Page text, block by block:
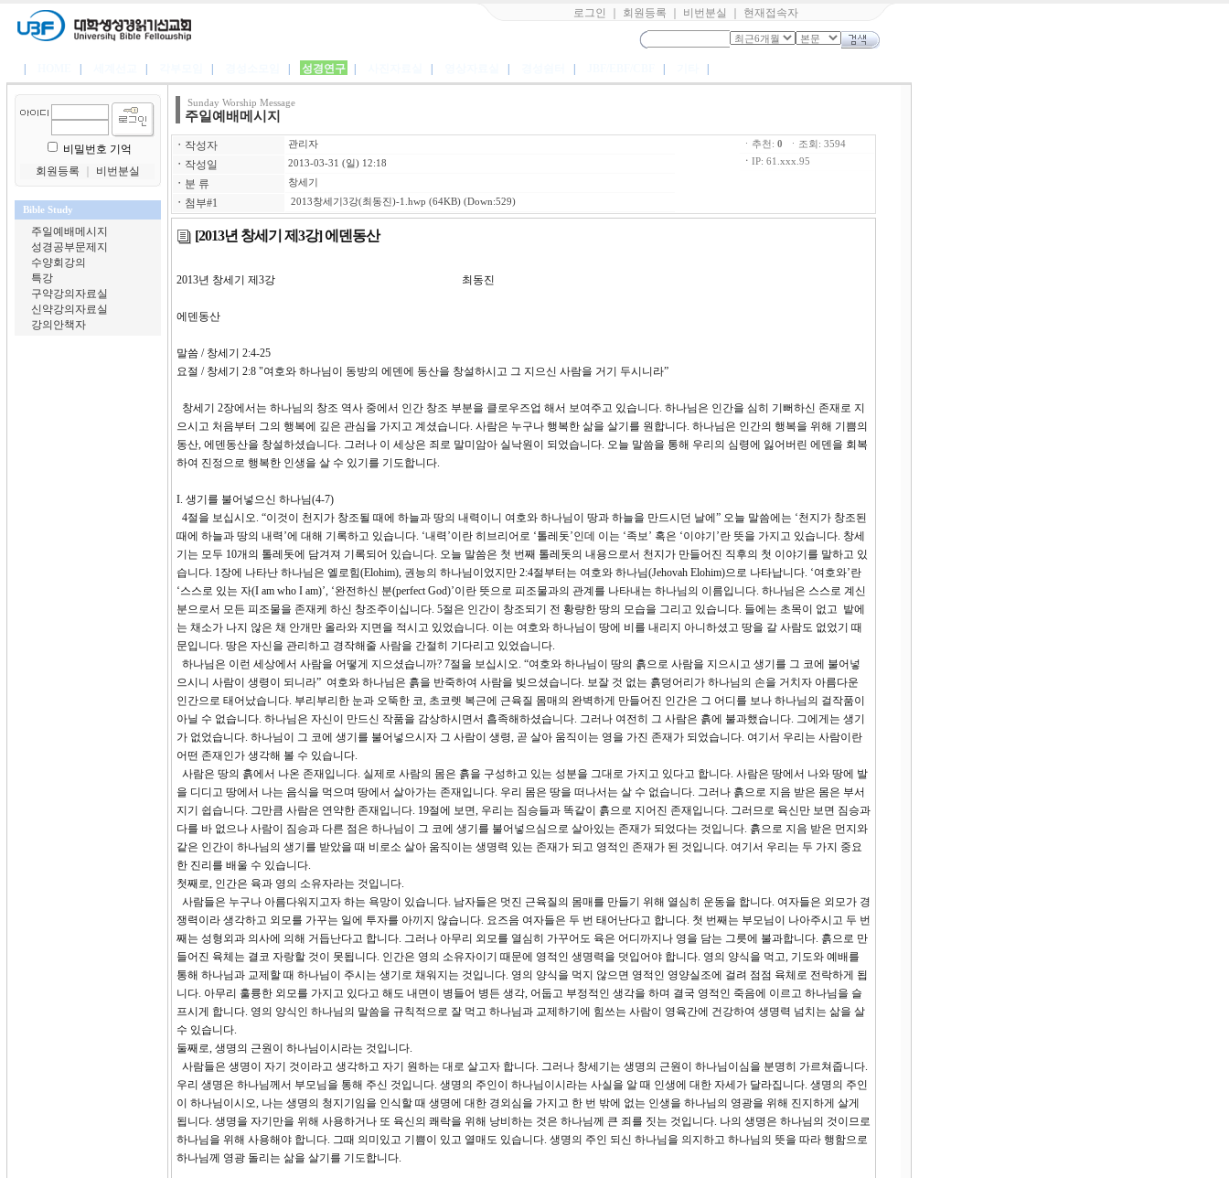
로그인 회원등록 비번분실 현재접속자
성경연구
비밀번호 기억
회원등록
비번분실
Bible Study
주일예배메시지
성경공부문제지
수양회강의
특강
구약강의자료실
신약강의자료실
강의안책자
Sunday Worship Message
주일예배메시지
ㆍ 작성자 관리자
ㆍ 작성일 2013-03-31 (일) 12:18
ㆍ 분 류 창세기
ㆍ 첨부#1 2013창세기3강(최동진)-1.hwp (64KB) (Down:529)
ㆍ추천: 0 ㆍ조회: 3594
ㆍ IP: 61.xxx.95
[2013년 창세기 제3강] 에덴동산
2013년 창세기 제3강 최동진
에덴동산
말씀 / 창세기 2:4-25
요절 / 창세기 2:8 "여호와 하나님이 동방의 에덴에 동산을 창설하시고 그 지으신 사람을 거기 두시니라”
창세기 2장에서는 하나님의 창조 역사 중에서 인간 창조 부분을 클로우즈업 해서 보여주고 있습니다. 하나님은 인간을 심히 기뻐하신 존재로 지
으시고 처음부터 그의 행복에 깊은 관심을 가지고 계셨습니다. 사람은 누구나 행복한 삶을 살기를 원합니다. 하나님은 인간의 행복을 위해 기쁨의
동산, 에덴동산을 창설하셨습니다. 그러나 이 세상은 죄로 말미암아 실낙원이 되었습니다. 오늘 말씀을 통해 우리의 심령에 잃어버린 에덴을 회복
하여 진정으로 행복한 인생을 살 수 있기를 기도합니다.
I. 생기를 불어넣으신 하나님(4-7)
4절을 보십시오. “이것이 천지가 창조될 때에 하늘과 땅의 내력이니 여호와 하나님이 땅과 하늘을 만드시던 날에” 오늘 말씀에는 ‘천지가 창조된
때에 하늘과 땅의 내력’에 대해 기록하고 있습니다. ‘내력’이란 히브리어로 ‘톨레돗’인데 이는 ‘족보’ 혹은 ‘이야기’란 뜻을 가지고 있습니다. 창세
기는 모두 10개의 톨레돗에 담겨져 기록되어 있습니다. 오늘 말씀은 첫 번째 톨레돗의 내용으로서 천지가 만들어진 직후의 첫 이야기를 말하고 있
습니다. 1장에 나타난 하나님은 엘로힘(Elohim), 권능의 하나님이었지만 2:4절부터는 여호와 하나님(Jehovah Elohim)으로 나타납니다. ‘여호와’란
‘스스로 있는 자(I am who I am)’, ‘완전하신 분(perfect God)’이란 뜻으로 피조물과의 관계를 나타내는 하나님의 이름입니다. 하나님은 스스로 계신
분으로서 모든 피조물을 존재케 하신 창조주이십니다. 5절은 인간이 창조되기 전 황량한 땅의 모습을 그리고 있습니다. 들에는 초목이 없고 밭에
는 채소가 나지 않은 채 안개만 올라와 지면을 적시고 있었습니다. 이는 여호와 하나님이 땅에 비를 내리지 아니하셨고 땅을 갈 사람도 없었기 때
문입니다. 땅은 자신을 관리하고 경작해줄 사람을 간절히 기다리고 있었습니다.
하나님은 이런 세상에서 사람을 어떻게 지으셨습니까? 7절을 보십시오. “여호와 하나님이 땅의 흙으로 사람을 지으시고 생기를 그 코에 불어넣
으시니 사람이 생령이 되니라” 여호와 하나님은 흙을 반죽하여 사람을 빚으셨습니다. 보잘 것 없는 흙덩어리가 하나님의 손을 거치자 아름다운
인간으로 태어났습니다. 부리부리한 눈과 오뚝한 코, 초코렛 복근에 근육질 몸매의 완벽하게 만들어진 인간은 그 어디를 보나 하나님의 걸작품이
아닐 수 없습니다. 하나님은 자신이 만드신 작품을 감상하시면서 흡족해하셨습니다. 그러나 여전히 그 사람은 흙에 불과했습니다. 그에게는 생기
가 없었습니다. 하나님이 그 코에 생기를 불어넣으시자 그 사람이 생령, 곧 살아 움직이는 영을 가진 존재가 되었습니다. 여기서 우리는 사람이란
어떤 존재인가 생각해 볼 수 있습니다.
사람은 땅의 흙에서 나온 존재입니다. 실제로 사람의 몸은 흙을 구성하고 있는 성분을 그대로 가지고 있다고 합니다. 사람은 땅에서 나와 땅에 발
을 디디고 땅에서 나는 음식을 먹으며 땅에서 살아가는 존재입니다. 우리 몸은 땅을 떠나서는 살 수 없습니다. 그러나 흙으로 지음 받은 몸은 부서
지기 쉽습니다. 그만큼 사람은 연약한 존재입니다. 19절에 보면, 우리는 짐승들과 똑같이 흙으로 지어진 존재입니다. 그러므로 육신만 보면 짐승과
다를 바 없으나 사람이 짐승과 다른 점은 하나님이 그 코에 생기를 불어넣으심으로 살아있는 존재가 되었다는 것입니다. 흙으로 지음 받은 먼지와
같은 인간이 하나님의 생기를 받았을 때 비로소 살아 움직이는 생명력 있는 존재가 되고 영적인 존재가 된 것입니다. 여기서 우리는 두 가지 중요
한 진리를 배울 수 있습니다.
첫째로, 인간은 육과 영의 소유자라는 것입니다.
사람들은 누구나 아름다워지고자 하는 욕망이 있습니다. 남자들은 멋진 근육질의 몸매를 만들기 위해 열심히 운동을 합니다. 여자들은 외모가 경
쟁력이라 생각하고 외모를 가꾸는 일에 투자를 아끼지 않습니다. 요즈음 여자들은 두 번 태어난다고 합니다. 첫 번째는 부모님이 나아주시고 두 번
째는 성형외과 의사에 의해 거듭난다고 합니다. 그러나 아무리 외모를 열심히 가꾸어도 육은 어디까지나 영을 담는 그릇에 불과합니다. 흙으로 만
들어진 육체는 결코 자랑할 것이 못됩니다. 인간은 영의 소유자이기 때문에 영적인 생명력을 덧입어야 합니다. 영의 양식을 먹고, 기도와 예배를
통해 하나님과 교제할 때 하나님이 주시는 생기로 채워지는 것입니다. 영의 양식을 먹지 않으면 영적인 영양실조에 걸려 점점 육체로 전락하게 됩
니다. 아무리 훌륭한 외모를 가지고 있다고 해도 내면이 병들어 병든 생각, 어둡고 부정적인 생각을 하며 결국 영적인 죽음에 이르고 하나님을 슬
프시게 합니다. 영의 양식인 하나님의 말씀을 규칙적으로 잘 먹고 하나님과 교제하기에 힘쓰는 사람이 영육간에 건강하여 생명력 넘치는 삶을 살
수 있습니다.
둘째로, 생명의 근원이 하나님이시라는 것입니다.
사람들은 생명이 자기 것이라고 생각하고 자기 원하는 대로 살고자 합니다. 그러나 창세기는 생명의 근원이 하나님이심을 분명히 가르쳐줍니다.
우리 생명은 하나님께서 부모님을 통해 주신 것입니다. 생명의 주인이 하나님이시라는 사실을 알 때 인생에 대한 자세가 달라집니다. 생명의 주인
이 하나님이시오, 나는 생명의 청지기임을 인식할 때 생명에 대한 경외심을 가지고 한 번 밖에 없는 인생을 하나님의 영광을 위해 진지하게 살게
됩니다. 생명을 자기만을 위해 사용하거나 또 육신의 쾌락을 위해 낭비하는 것은 하나님께 큰 죄를 짓는 것입니다. 나의 생명은 하나님의 것이므로
하나님을 위해 사용해야 합니다. 그때 의미있고 기쁨이 있고 열매도 있습니다. 생명의 주인 되신 하나님을 의지하고 하나님의 뜻을 따라 행함으로
하나님께 영광 돌리는 삶을 살기를 기도합니다.